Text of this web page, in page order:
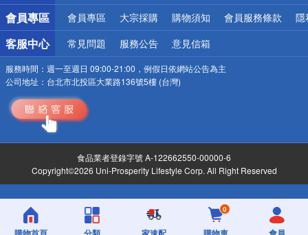
會員專區 會員專區 大宗採購 購物須知 會員服務條款 隱
客服中心 常見問題 服務公告 意見信箱
服務時間： 週一至週日 09:00-21:00，例假日依網站公告為主
公司地址： 台北市北投區大業路136號5樓 (台灣)
食品業者登錄字號 A-122662550-00000-6
Copyright©2026 Uni-Prosperity Lifestyle Corp. All Right Reserved
0